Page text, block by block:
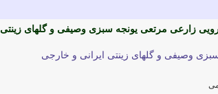
زارعی مرتعی یونجه سبزی وصیفی و گلهای زینتی
سبزی وصیفی و گلهای زینتی ایرانی و خارجی